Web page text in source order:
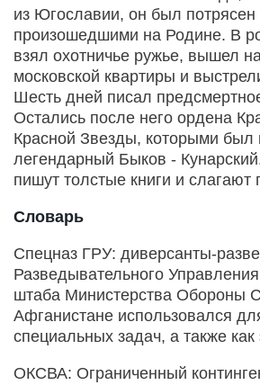
из Югославии, он был
произошедшими на Родине. В
взял охотничье ружье, вышел
московской квартиры и
Шесть дней писал
Остались после него ордена
Красной Звезды, которыми был
легендарный Быков -
пишут толстые книги и
Словарь
Спецназ ГРУ: диверсанты-
Разведывательного
штаба Министерства Обороны
Афганистане использовался
специальных задач, а также как
ОКСВА: Ограниченный